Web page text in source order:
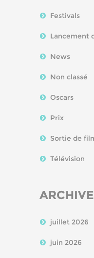
Festivals
Lancement
News
Non classé
Oscars
Prix
Sortie de
Télévision
juillet 2026
juin 2026